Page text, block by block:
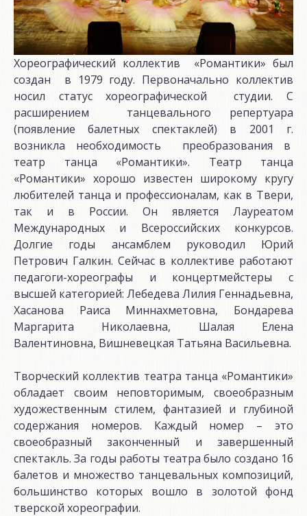
Хореографический коллектив «Романтики» был
создан в 1979 году. Первоначально коллектив
носил статус хореографической студии. С
расширением танцевального репертуара
(появление балетных спектаклей) в 2001 г.
возникла необходимость преобразования в
театр танца «Романтики». Театр танца
«Романтики» хорошо известен широкому кругу
любителей танца и профессионалам, как в Твери,
так и в России. Он является Лауреатом
Международных и Всероссийских конкурсов.
Долгие годы ансамблем руководил Юрий
Петрович Галкин. Сейчас в коллективе работают
педагоги-хореографы и концертмейстеры с
высшей категорией: Лебедева Лилия Геннадьевна,
Хасанова Раиса Миннахметовна, Бондарева
Маргарита Николаевна, Шалая Елена
Валентиновна, Вишневецкая Татьяна Васильевна.
Творческий коллектив театра танца «Романтики»
обладает своим неповторимым, своеобразным
художественным стилем, фантазией и глубиной
содержания номеров. Каждый номер – это
своеобразный законченный и завершенный
спектакль. За годы работы театра было создано 16
балетов и множество танцевальных композиций,
большинство которых вошло в золотой фонд
тверской хореографии.